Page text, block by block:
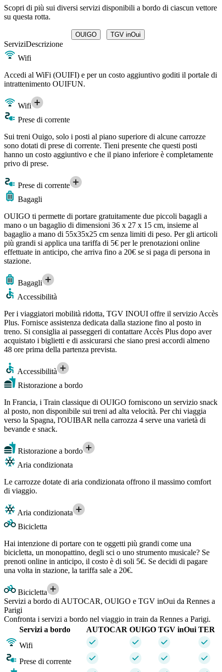
Scopri di più sui diversi servizi disponibili a bordo di ciascun vettore
su questa rotta.
OUIGO TGV inOui
ServiziDescrizione
Wifi
Accedi al WiFi (OUIFI) e per un costo aggiuntivo goditi il portale di
intrattenimento OUIFUN.
Wifi
Prese di corrente
Sui treni Ouigo, solo i posti al piano superiore di alcune carrozze
sono dotati di prese di corrente. Tieni presente che questi posti
hanno un costo aggiuntivo e che il piano inferiore è completamente
privo di prese.
Prese di corrente
Bagagli
OUIGO ti permette di portare gratuitamente due piccoli bagagli a
mano o un bagaglio di dimensioni 36 x 27 x 15 cm, insieme al
bagaglio a mano di 55x35x25 cm senza limiti di peso. Per gli articoli
più grandi si applica una tariffa di 5€ per le prenotazioni online
effettuate in anticipo, che arriva fino a 20€ se si paga di persona in
stazione.
Bagagli
Accessibilità
Per i viaggiatori mobilità ridotta, TGV INOUI offre il servizio Accès
Plus. Fornisce assistenza dedicata dalla stazione fino al posto in
treno. Si consiglia ai passeggeri di contattare Accès Plus dopo aver
acquistato i biglietti e di assicurarsi che siano presi accordi almeno
48 ore prima della partenza prevista.
Accessibilità
Ristorazione a bordo
In Francia, i Train classique di OUIGO forniscono un servizio snack
al posto, non disponibile sui treni ad alta velocità. Per chi viaggia
verso la Spagna, l'OUIBAR nella carrozza 4 serve una varietà di
bevande e snack.
Ristorazione a bordo
Aria condizionata
Le carrozze dotate di aria condizionata offrono il massimo comfort
di viaggio.
Aria condizionata
Bicicletta
Hai intenzione di portare con te oggetti più grandi come una
bicicletta, un monopattino, degli sci o uno strumento musicale? Se
prenoti online in anticipo, il costo è di soli 5€. Se decidi di pagare
una volta in stazione, la tariffa sale a 20€.
Bicicletta
Servizi a bordo di AUTOCAR, OUIGO e TGV inOui da Rennes a
Parigi
Confronta i servizi a bordo nel viaggio in train da Rennes a Parigi.
Servizi a bordo
AUTOCAR OUIGO TGV inOui TER
Wifi
Prese di corrente